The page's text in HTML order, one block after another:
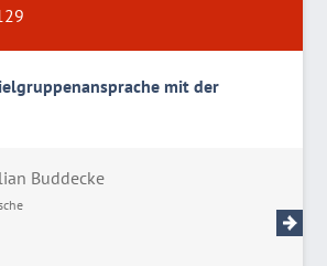
mit der
Buddecke